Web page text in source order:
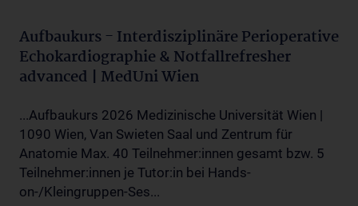
Aufbaukurs - Interdisziplinäre Perioperative
Echokardiographie & Notfallrefresher
advanced | MedUni Wien
...Aufbaukurs 2026 Medizinische Universität Wien |
1090 Wien, Van Swieten Saal und Zentrum für
Anatomie Max. 40 Teilnehmer:innen gesamt bzw. 5
Teilnehmer:innen je Tutor:in bei Hands-
on-/Kleingruppen-Ses...